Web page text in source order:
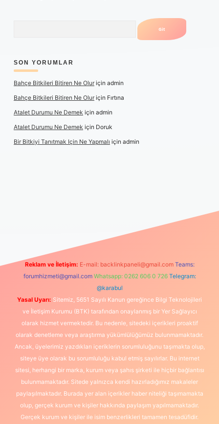
SON YORUMLAR
Bahçe Bitkileri Bitiren Ne Oluriçin admin
Bahçe Bitkileri Bitiren Ne Oluriçin Fırtına
Atalet Durumu Ne Demek için admin
Atalet Durumu Ne Demek için Doruk
Bir Bitkiyi Tanıtmak Için Ne Yapmalı için admin
Reklam ve İletişim: E-mail: backlinkpaneli@gmail.com Teams:
forumhizmeti@gmail.com Whatsapp: 0262 606 0 726 Telegram:
@karabul
Yasal Uyarı: Sitemiz, 5651 Sayılı Kanun gereğince Bilgi Teknolojileri
ve İletişim Kurumu (BTK) tarafından onaylanmış bir Yer Sağlayıcı
olarak hizmet vermektedir. Bu nedenle, sitedeki içerikleri proaktif
olarak denetleme veya araştırma yükümlülüğümüz bulunmamaktadır.
Ancak, üyelerimiz yazdıkları içeriklerin sorumluluğunu taşımakta olup,
siteye üye olarak bu sorumluluğu kabul etmiş sayılırlar. Bu internet
sitesi, herhangi bir marka, kurum veya şahıs şirketi ile hiçbir bağlantısı
bulunmamaktadır. Sitede yalnızca kendi hazırladığımız makaleler
paylaşılmaktadır. Burada yer alan içerikler haber niteliği taşımamakta
olup, gerçek kurum ve kişiler hakkında paylaşım yapılmamaktadır.
Gerçek kurum ve kişiler ile isim benzerlikleri tamamen tesadüfidir.